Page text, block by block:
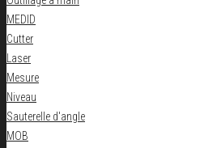
MEDID
Cutter
Laser
Mesure
Niveau
Sauterelle d'angle
MOB